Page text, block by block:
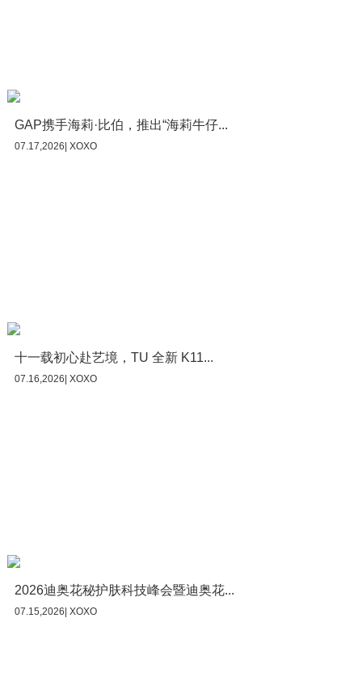
GAP携手海莉·比伯，推出“海莉牛仔...
07.17,2026| XOXO
十一载初心赴艺境，TU 全新 K11...
07.16,2026| XOXO
2026迪奥花秘护肤科技峰会暨迪奥花...
07.15,2026| XOXO